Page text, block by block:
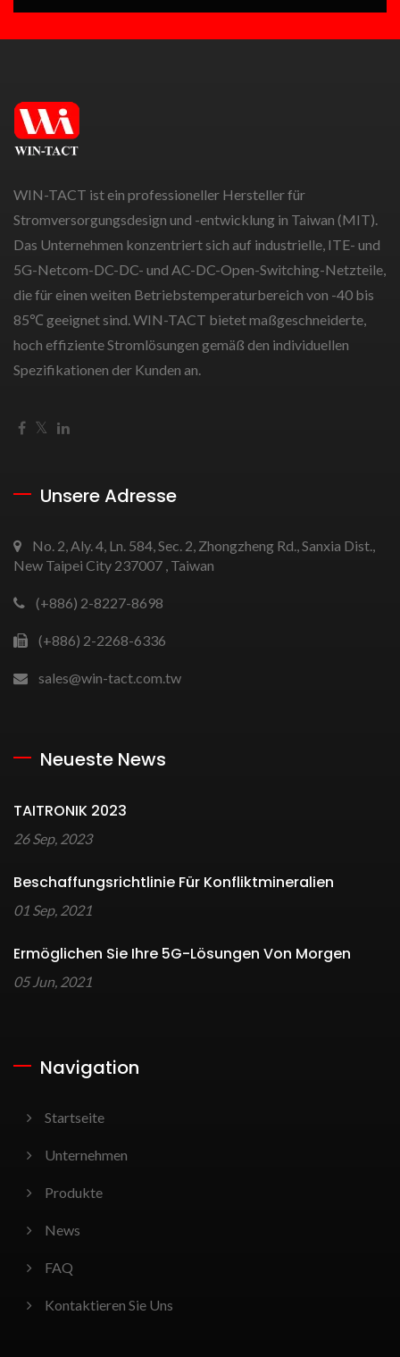
WIN-TACT ist ein professioneller Hersteller für
Stromversorgungsdesign und -entwicklung in Taiwan (MIT).
Das Unternehmen konzentriert sich auf industrielle, ITE- und
5G-Netcom-DC-DC- und AC-DC-Open-Switching-Netzteile,
die für einen weiten Betriebstemperaturbereich von -40 bis
85℃ geeignet sind. WIN-TACT bietet maßgeschneiderte,
hoch effiziente Stromlösungen gemäß den individuellen
Spezifikationen der Kunden an.
Unsere Adresse
No. 2, Aly. 4, Ln. 584, Sec. 2, Zhongzheng Rd., Sanxia Dist.,
New Taipei City 237007 , Taiwan
(+886) 2-8227-8698
(+886) 2-2268-6336
sales@win-tact.com.tw
Neueste News
TAITRONIK 2023
26 Sep, 2023
Beschaffungsrichtlinie Für Konfliktmineralien
01 Sep, 2021
Ermöglichen Sie Ihre 5G-Lösungen Von Morgen
05 Jun, 2021
Navigation
Startseite
Unternehmen
Produkte
News
FAQ
Kontaktieren Sie Uns